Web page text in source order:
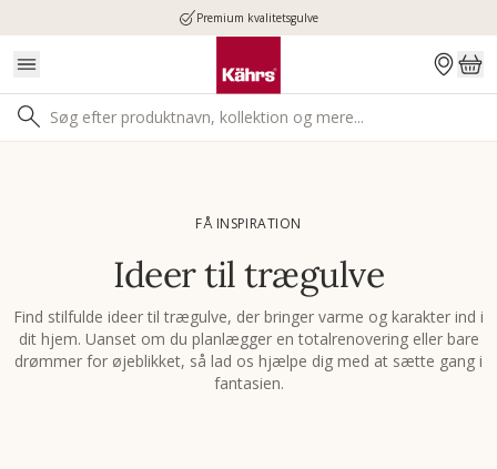
Premium kvalitetsgulve
FÅ INSPIRATION
Ideer til trægulve
Find stilfulde ideer til trægulve, der bringer varme og karakter ind i
dit hjem. Uanset om du planlægger en totalrenovering eller bare
drømmer for øjeblikket, så lad os hjælpe dig med at sætte gang i
fantasien.